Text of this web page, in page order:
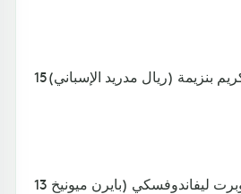
بنزيمة (ريال مدريد الإسباني)
13 هدفا: البولندي روبرت ليفاندوفسكي (بايرن ميونيخ